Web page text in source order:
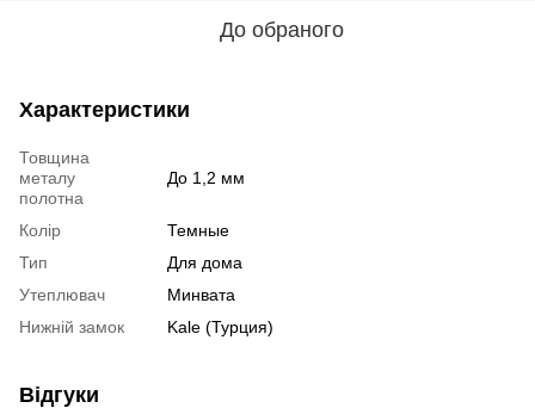
До обраного
Характеристики
Товщина
металу
полотна
До 1,2 мм
Колір
Темные
Тип
Для дома
Утеплювач
Минвата
Нижній замок
Kale (Турция)
Відгуки